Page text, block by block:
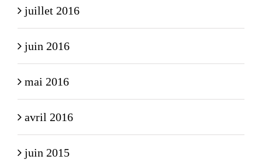
juillet 2016
juin 2016
mai 2016
avril 2016
juin 2015